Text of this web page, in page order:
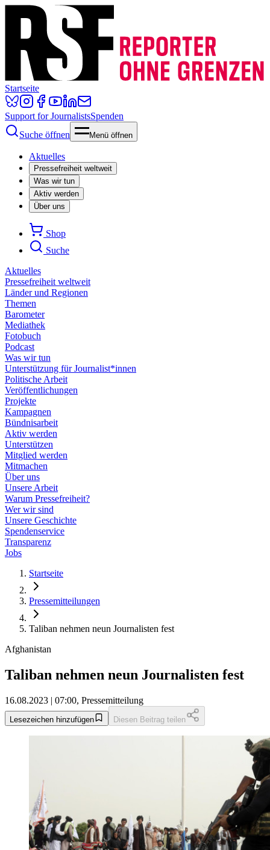
Startseite
Support for JournalistsSpenden
Suche öffnen
Menü öffnen
Aktuelles
Pressefreiheit weltweit
Was wir tun
Aktiv werden
Über uns
Shop
Suche
Aktuelles
Pressefreiheit weltweit
Länder und Regionen
Themen
Barometer
Mediathek
Fotobuch
Podcast
Was wir tun
Unterstützung für Journalist*innen
Politische Arbeit
Veröffentlichungen
Projekte
Kampagnen
Bündnisarbeit
Aktiv werden
Unterstützen
Mitglied werden
Mitmachen
Über uns
Unsere Arbeit
Warum Pressefreiheit?
Wer wir sind
Unsere Geschichte
Spendenservice
Transparenz
Jobs
Startseite
Pressemitteilungen
Taliban nehmen neun Journalisten fest
Afghanistan
Taliban nehmen neun Journalisten fest
16.08.2023 | 07:00, Pressemitteilung
Lesezeichen hinzufügen Diesen Beitrag teilen